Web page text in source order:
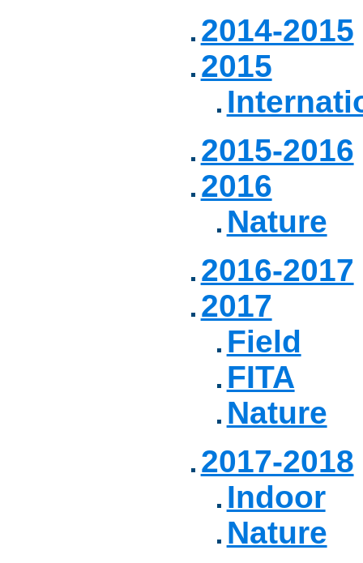
2014-2015
2015
2015-2016
2016
Nature
2016-2017
2017
Field
FITA
Nature
2017-2018
Indoor
Nature